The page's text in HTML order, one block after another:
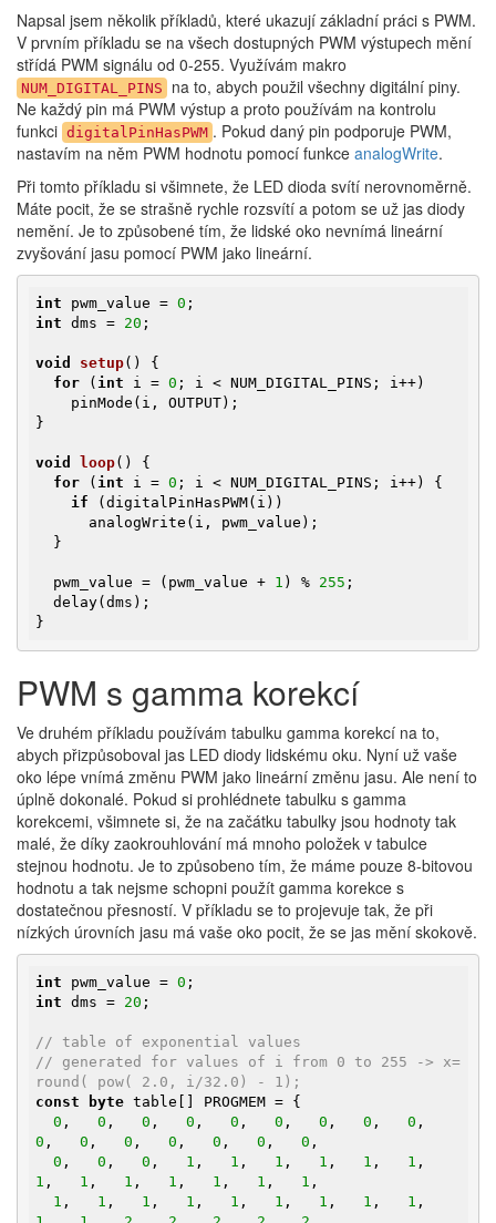
Napsal jsem několik příkladů, které ukazují základní práci s PWM.
V prvním příkladu se na všech dostupných PWM výstupech mění
střídá PWM signálu od 0-255. Využívám makro
NUM_DIGITAL_PINS
na to, abych použil všechny digitální piny.
Ne každý pin má PWM výstup a proto používám na kontrolu
funkci digitalPinHasPWM . Pokud daný pin podporuje PWM,
nastavím na něm PWM hodnotu pomocí funkce analogWrite.
Při tomto příkladu si všimnete, že LED dioda svítí nerovnoměrně.
Máte pocit, že se strašně rychle rozsvítí a potom se už jas diody
nemění. Je to způsobené tím, že lidské oko nevnímá lineární
zvyšování jasu pomocí PWM jako lineární.
int pwm_value = 0
int dms = 20 ;
void setup()
{
for ( int i = 0 ; i < NUM_DIGITAL_PINS; i++)
}
void loop()
{
for ( int i = 0 ; i < NUM_DIGITAL_PINS; i++) {
if (digitalPinHasPWM(i))
  pwm_value = (pwm_value +
1 ) % 255 ;
}
PWM s gamma korekcí
Ve druhém příkladu používám tabulku gamma korekcí na to,
abych přizpůsoboval jas LED diody lidskému oku. Nyní už vaše
oko lépe vnímá změnu PWM jako lineární změnu jasu. Ale není to
úplně dokonalé. Pokud si prohlédnete tabulku s gamma
korekcemi, všimnete si, že na začátku tabulky jsou hodnoty tak
malé, že díky zaokrouhlování má mnoho položek v tabulce
stejnou hodnotu. Je to způsobeno tím, že máme pouze 8-bitovou
hodnotu a tak nejsme schopni použít gamma korekce s
dostatečnou přesností. V příkladu se to projevuje tak, že při
nízkých úrovních jasu má vaše oko pocit, že se jas mění skokově.
int pwm_value = 0
int dms = 20 ;
// table of exponential values
// generated for values of i from 0 to 255 -> x=
round( pow( 2.0, i/32.0) - 1);
const
byte table[] PROGMEM = {
0 , 0 , 0 , 0 , 0 , 0 , 0 , 0 , 0
0 , 0 , 0 , 0 , 0 , 0 , 0 ,
0 , 0 , 0 , 1 , 1 , 1 , 1 , 1 , 1
1 , 1 , 1 , 1 , 1 , 1 , 1 ,
1 , 1 , 1 , 1 , 1 , 1 , 1 , 1 , 1